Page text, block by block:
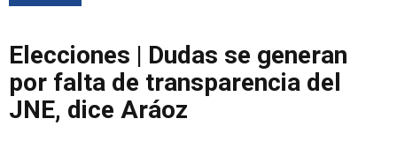
Elecciones | Dudas se generan
por falta de transparencia del
JNE, dice Aráoz